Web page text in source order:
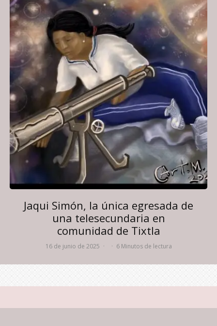
Jaqui Simón, la única egresada de
una telesecundaria en
comunidad de Tixtla
16 de junio de 2025 · · 6 Minutos de lectura